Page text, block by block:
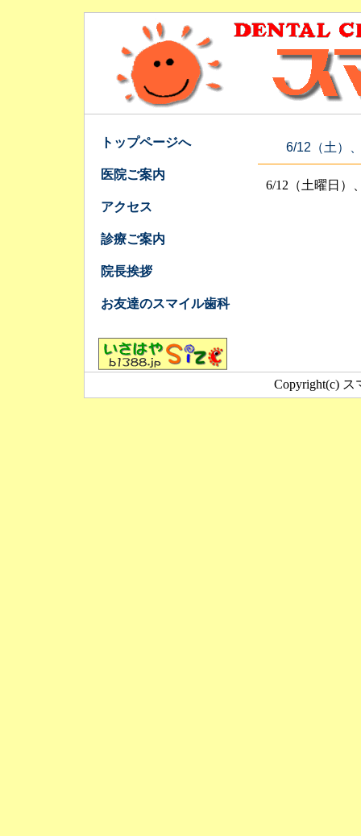
トップページへ
医院ご案内
アクセス
診療ご案内
院長挨拶
お友達のスマイル歯科
6/12（土）
6/12（土曜日
Copyright(c) ス